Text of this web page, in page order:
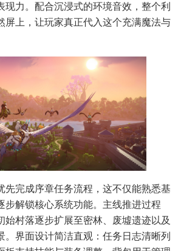
现力。配合沉浸式的环境音效，整个利
屏上，让玩家真正代入这个充满魔法与
先完成序章任务流程，这不仅能熟悉基
步解锁核心系统功能。主线推进过程
始村落逐步扩展至密林、废墟遗迹以及
。界面设计简洁直观：任务日志清晰列